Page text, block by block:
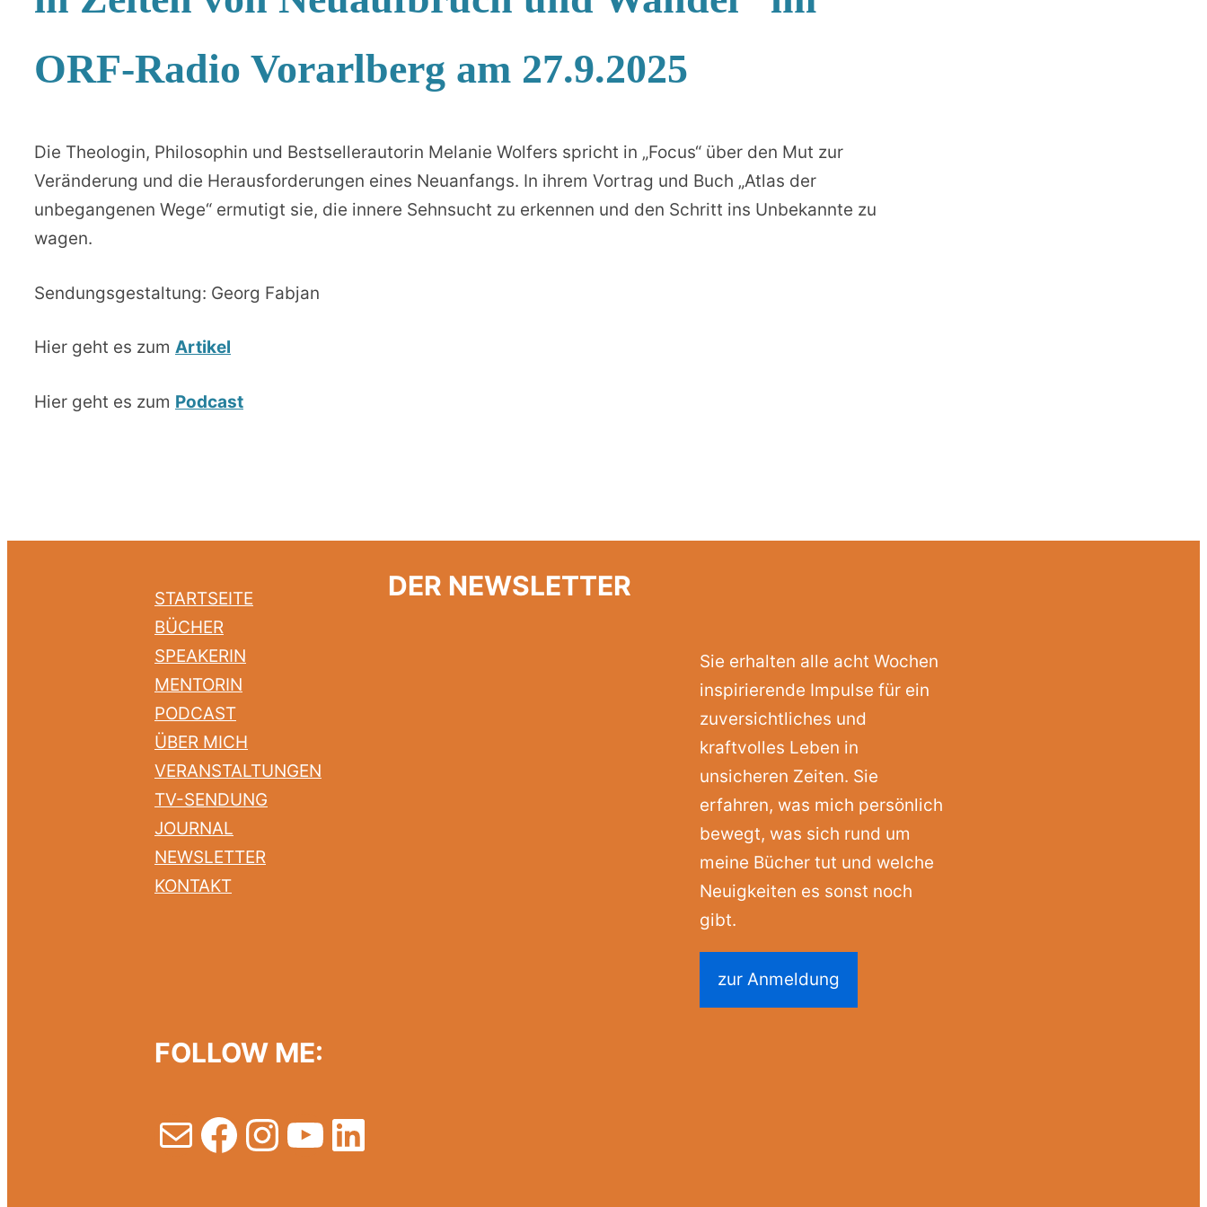
ORF-Radio Vorarlberg am 27.9.2025
Die Theologin, Philosophin und Bestsellerautorin Melanie Wolfers spricht in „Focus“ über den Mut zur
Veränderung und die Herausforderungen eines Neuanfangs. In ihrem Vortrag und Buch „Atlas der
unbegangenen Wege“ ermutigt sie, die innere Sehnsucht zu erkennen und den Schritt ins Unbekannte zu
wagen.
Sendungsgestaltung: Georg Fabjan
Hier geht es zum Artikel
Hier geht es zum Podcast
STARTSEITE
BÜCHER
SPEAKERIN
MENTORIN
PODCAST
ÜBER MICH
VERANSTALTUNGEN
TV-SENDUNG
JOURNAL
NEWSLETTER
KONTAKT
DER NEWSLETTER
Sie erhalten alle acht Wochen
inspirierende Impulse für ein
zuversichtliches und
kraftvolles Leben in
unsicheren Zeiten. Sie
erfahren, was mich persönlich
bewegt, was sich rund um
meine Bücher tut und welche
Neuigkeiten es sonst noch
gibt.
zur Anmeldung
FOLLOW ME:
E-MailFacebook
Instagram
YouTube
LinkedIn